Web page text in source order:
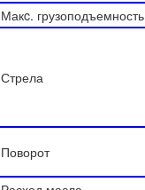
Макc. грузоподъемность
Стрела
Поворот